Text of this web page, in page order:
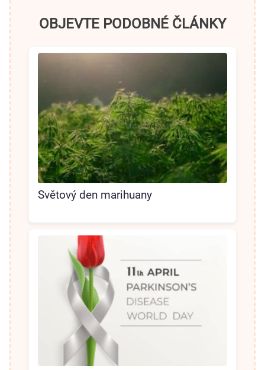
OBJEVTE PODOBNÉ ČLÁNKY
Světový den marihuany